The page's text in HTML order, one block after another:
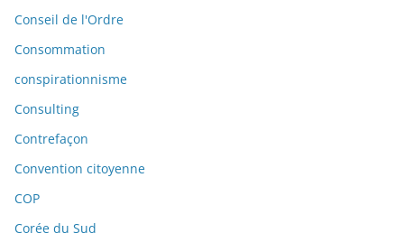
Conseil de l'Ordre
Consommation
conspirationnisme
Consulting
Contrefaçon
Convention citoyenne
COP
Corée du Sud